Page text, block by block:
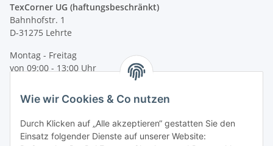
TexCorner UG (haftungsbeschränkt)
Bahnhofstr. 1
D-31275 Lehrte
Montag - Freitag
von 09:00 - 13:00 Uhr
Tel: +49 (0) 5132 8230689
E-Mail:mail@texcorner.de
Wie wir Cookies & Co nutzen
Durch Klicken auf „Alle akzeptieren“ gestatten Sie den
Einsatz folgender Dienste auf unserer Website: